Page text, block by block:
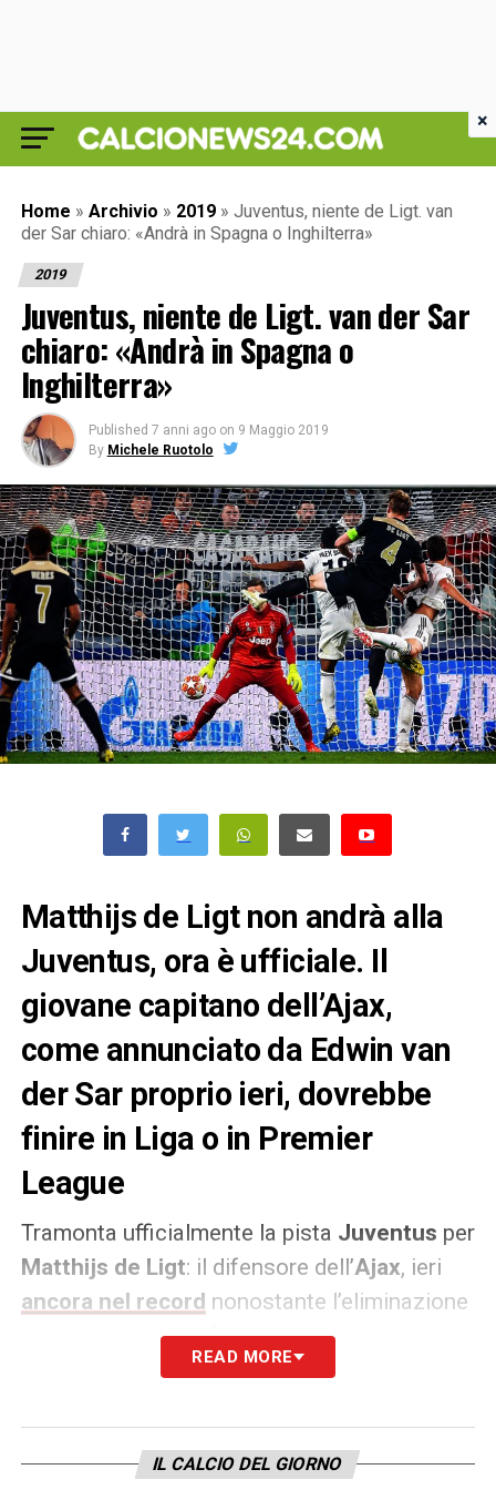
Home » Archivio » 2019 » Juventus, niente de Ligt. van
der Sar chiaro: «Andrà in Spagna o Inghilterra»
2019
Juventus, niente de Ligt. van der Sar
chiaro: «Andrà in Spagna o
Inghilterra»
Published 7 anni ago on 9 Maggio 2019
By Michele Ruotolo
Matthijs de Ligt non andrà alla
Juventus, ora è ufficiale. Il
giovane capitano dell’Ajax,
come annunciato da Edwin van
der Sar proprio ieri, dovrebbe
finire in Liga o in Premier
League
Tramonta ufficialmente la pista Juventus per
Matthijs de Ligt: il difensore dell’Ajax, ieri
ancora nel record nonostante l’eliminazione
dei suoi dalla semifinale diChampions
contro il Tottenham
, non approderà
noto già prima del fischio di inizio della
READ MORE
IL CALCIO DEL GIORNO
×